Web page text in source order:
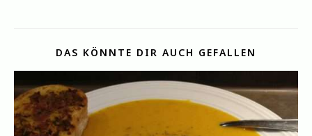
DAS KÖNNTE DIR AUCH GEFALLEN